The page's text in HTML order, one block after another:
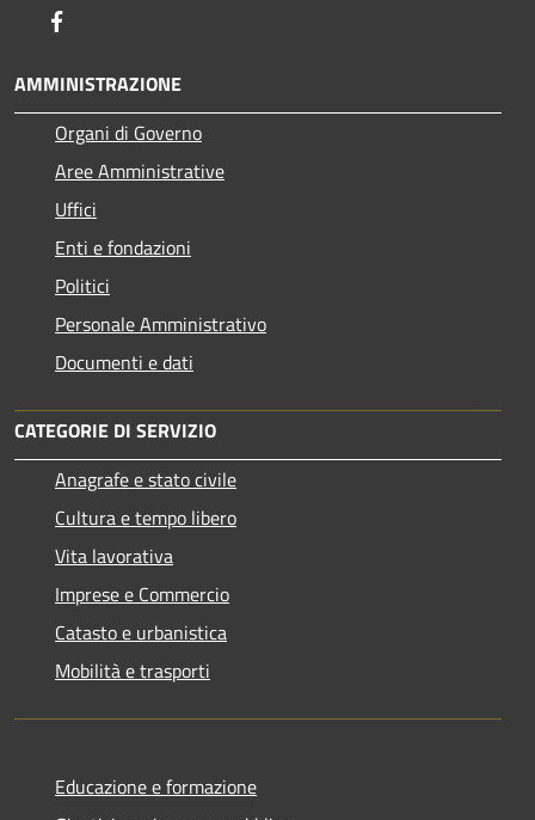
AMMINISTRAZIONE
Organi di Governo
Aree Amministrative
Uffici
Enti e fondazioni
Politici
Personale Amministrativo
Documenti e dati
CATEGORIE DI SERVIZIO
Anagrafe e stato civile
Cultura e tempo libero
Vita lavorativa
Imprese e Commercio
Catasto e urbanistica
Mobilità e trasporti
Educazione e formazione